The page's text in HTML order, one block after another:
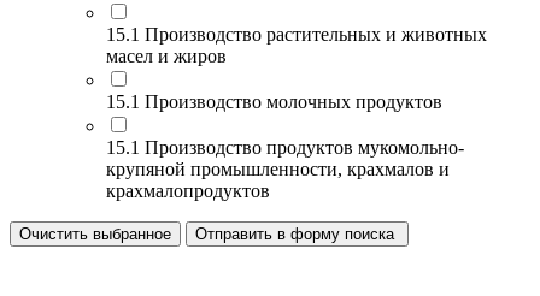
15.1 Производство растительных и животных
масел и жиров
15.1 Производство молочных продуктов
15.1 Производство продуктов мукомольно-
крупяной промышленности, крахмалов и
крахмалопродуктов